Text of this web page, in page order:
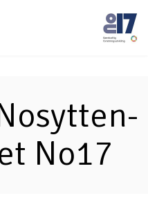
No17